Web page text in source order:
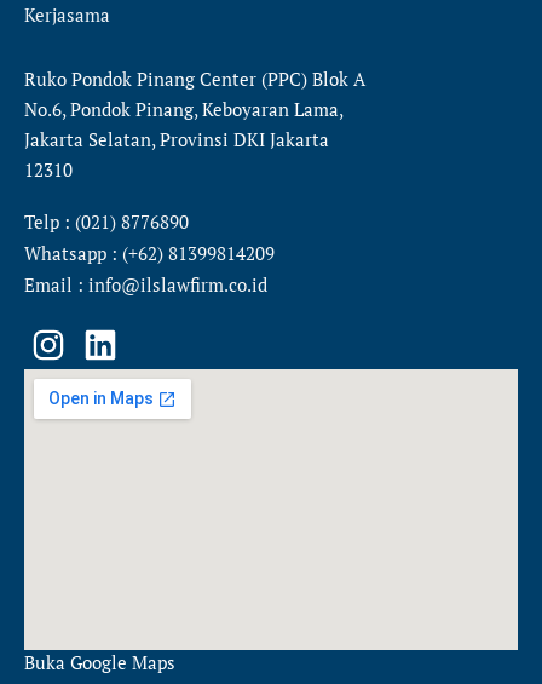
Kerjasama
Ruko Pondok Pinang Center (PPC) Blok A
No.6, Pondok Pinang, Keboyaran Lama,
Jakarta Selatan, Provinsi DKI Jakarta
12310
Telp : (021) 8776890
Whatsapp : (+62) 81399814209
Email : info@ilslawfirm.co.id
I
n
s
L
i
n
Buka Google Maps